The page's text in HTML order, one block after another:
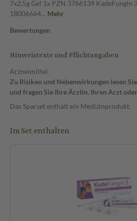
7x2,5g Gel 1x PZN 3766139 KadeFungin
18006664… Mehr
Bewertungen
Hinweistexte und Pflichtangaben
Arzneimittel
Zu Risiken und Nebenwirkungen lesen
und fragen Sie Ihre Ärztin, Ihren Arzt
Das Sparset enthält ein Medizinprodukt.
Im Set enthalten